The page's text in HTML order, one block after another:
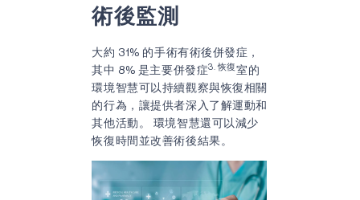
術後監測
大約 31% 的手術有術後併發症，
其中 8% 是主要併發症3. 恢復室的
環境智慧可以持續觀察與恢復相關
的行為，讓提供者深入了解運動和
其他活動。 環境智慧還可以減少
恢復時間並改善術後結果。